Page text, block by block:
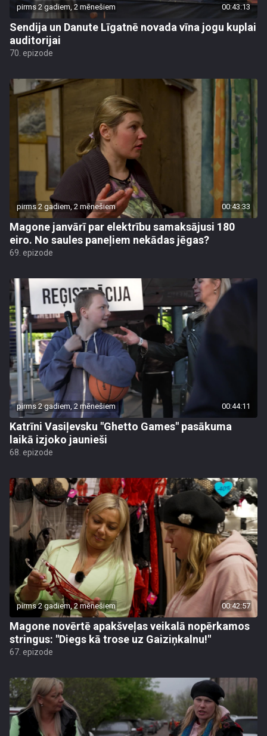
pirms 2 gadiem, 2 mēnešiem 00:43:13
Sendija un Danute Līgatnē novada vīna jogu kuplai
auditorijai
70. epizode
pirms 2 gadiem, 2 mēnešiem 00:43:33
Magone janvārī par elektrību samaksājusi 180
eiro. No saules paneļiem nekādas jēgas?
69. epizode
pirms 2 gadiem, 2 mēnešiem 00:44:11
Katrīni Vasiļevsku "Ghetto Games" pasākuma
laikā izjoko jaunieši
68. epizode
pirms 2 gadiem, 2 mēnešiem 00:42:57
Magone novērtē apakšveļas veikalā nopērkamos
stringus: "Diegs kā trose uz Gaiziņkalnu!"
67. epizode